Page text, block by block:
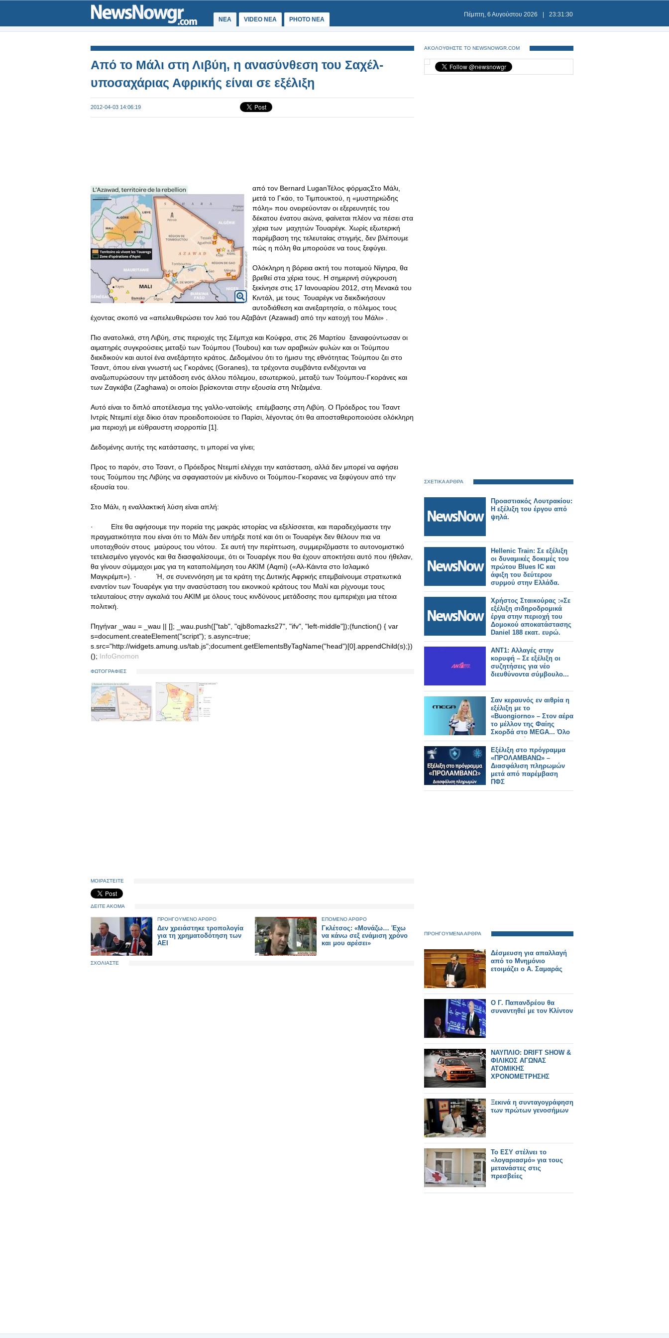
ΝΕΑ VIDEO NEA PHOTO NEA
Πέμπτη, 6 Αυγούστου 2026 23:31:30
Από το Μάλι στη Λιβύη, η ανασύνθεση του Σαχέλ-
υποσαχάριας Αφρικής είναι σε εξέλιξη
2012-04-03 14:06:19
από τον Bernard LuganΤέλος φόρμαςΣτο Μάλι,
μετά το Γκάο, το Τιμπουκτού, η «μυστηριώδης
πόλη» που ονειρεύονταν οι εξερευνητές του
δέκατου ένατου αιώνα, φαίνεται πλέον να πέσει στα
χέρια των μαχητών Τουαρέγκ. Χωρίς εξωτερική
παρέμβαση της τελευταίας στιγμής, δεν βλέπουμε
πώς η πόλη θα μπορούσε να τους ξεφύγει.
Ολόκληρη η βόρεια ακτή του ποταμού Νίγηρα, θα
βρεθεί στα χέρια τους. Η σημερινή σύγκρουση
ξεκίνησε στις 17 Ιανουαρίου 2012, στη Μενακά του
Κιντάλ, με τους Τουαρέγκ να διεκδικήσουν
αυτοδιάθεση και ανεξαρτησία, ο πόλεμος τους
έχοντας σκοπό να «απελευθερώσει τον λαό του Αζαβάντ (Azawad) από την κατοχή του Μάλι» .
Πιο ανατολικά, στη Λιβύη, στις περιοχές της Σέμπχα και Κούφρα, στις 26 Μαρτίου ξαναφούντωσαν οι
αιματηρές συγκρούσεις μεταξύ των Τούμπου (Toubou) και των αραβικών φυλών και οι Τούμπου
διεκδικούν και αυτοί ένα ανεξάρτητο κράτος. Δεδομένου ότι το ήμισυ της εθνότητας Τούμπου ζει στο
Τσαντ, όπου είναι γνωστή ως Γκοράνες (Goranes), τα τρέχοντα συμβάντα ενδέχονται να
αναζωπυρώσουν την μετάδοση ενός άλλου πόλεμου, εσωτερικού, μεταξύ των Τούμπου-Γκοράνες και
των Ζαγκάβα (Zaghawa) οι οποίοι βρίσκονται στην εξουσία στη Ντζαμένα.
Αυτό είναι το διπλό αποτέλεσμα της γαλλο-νατοϊκής επέμβασης στη Λιβύη. Ο Πρόεδρος του Τσαντ
Ιντρίς Ντεμπί είχε δίκιο όταν προειδοποιούσε το Παρίσι, λέγοντας ότι θα αποσταθεροποιούσε ολόκληρη
μια περιοχή με εύθραυστη ισορροπία [1].
Δεδομένης αυτής της κατάστασης, τι μπορεί να γίνει;
Προς το παρόν, στο Τσαντ, ο Πρόεδρος Ντεμπί ελέγχει την κατάσταση, αλλά δεν μπορεί να αφήσει
τους Τούμπου της Λιβύης να σφαγιαστούν με κίνδυνο οι Τούμπου-Γκορανες να ξεφύγουν από την
εξουσία του.
Στο Μάλι, η εναλλακτική λύση είναι απλή:
· Είτε θα αφήσουμε την πορεία της μακράς ιστορίας να εξελίσσεται, και παραδεχόμαστε την
πραγματικότητα που είναι ότι το Μάλι δεν υπήρξε ποτέ και ότι οι Τουαρέγκ δεν θέλουν πια να
υποταχθούν στους μαύρους του νότου. Σε αυτή την περίπτωση, συμμεριζόμαστε το αυτονομιστικό
τετελεσμένο γεγονός και θα διασφαλίσουμε, ότι οι Τουαρέγκ που θα έχουν αποκτήσει αυτό που ήθελαν,
θα γίνουν σύμμαχοι μας για τη καταπολέμηση του ΑΚΙΜ (Aqmi) («Αλ-Κάιντα στο Ισλαμικό
Μαγκρέμπ»). · Ή, σε συνεννόηση με τα κράτη της Δυτικής Αφρικής επεμβαίνουμε στρατιωτικά
εναντίον των Τουαρέγκ για την ανασύσταση του εικονικού κράτους του Μαλί και ρίχνουμε τους
τελευταίους στην αγκαλιά του ΑΚΙΜ με όλους τους κινδύνους μετάδοσης που εμπεριέχει μια τέτοια
πολιτική.
Πηγήvar _wau = _wau || []; _wau.push(["tab", "qjb8omazks27", "ifv", "left-middle"]);(function() { var
s=document.createElement("script"); s.async=true;
s.src="http://widgets.amung.us/tab.js";document.getElementsByTagName("head")[0].appendChild(s);})
(); InfoGnomon
ΦΩΤΟΓΡΑΦΙΕΣ
ΜΟΙΡΑΣΤΕΙΤΕ
ΔΕΙΤΕ ΑΚΟΜΑ
ΠΡΟΗΓΟΥΜΕΝΟ ΑΡΘΡΟ
Δεν χρειάστηκε τροπολογία
για τη χρηματοδότηση των
ΑΕΙ
ΕΠΟΜΕΝΟ ΑΡΘΡΟ
Γκλέτσος: «Μονάζω… Έχω
να κάνω σεξ ενάμιση χρόνο
και μου αρέσει»
ΣΧΟΛΙΑΣΤΕ
ΑΚΟΛΟΥΘΗΣΤΕ ΤΟ NEWSNOWGR.COM
ΣΧΕΤΙΚΑ ΑΡΘΡΑ
Προαστιακός Λουτρακίου:
Η εξέλιξη του έργου από
ψηλά.
Hellenic Train: Σε εξέλιξη
οι δυναμικές δοκιμές του
πρώτου Blues IC και
άφιξη του δεύτερου
συρμού στην Ελλάδα.
Χρήστος Σταικούρας :«Σε
εξέλιξη σιδηροδρομικά
έργα στην περιοχή του
Δομοκού αποκατάστασης
Daniel 188 εκατ. ευρώ.
ΑΝΤ1: Αλλαγές στην
κορυφή – Σε εξέλιξη οι
συζητήσεις για νέο
διευθύνοντα σύμβουλο...
Σαν κεραυνός εν αιθρία η
εξέλιξη με το
«Buongiorno» – Στον αέρα
το μέλλον της Φαίης
Σκορδά στο MEGA... Όλο
το ρεπορτάζ
Εξέλιξη στο πρόγραμμα
«ΠΡΟΛΑΜΒΑΝΩ» –
Διασφάλιση πληρωμών
μετά από παρέμβαση
ΠΦΣ
ΠΡΟΗΓΟΥΜΕΝΑ ΑΡΘΡΑ
Δέσμευση για απαλλαγή
από το Μνημόνιο
ετοιμάζει ο Α. Σαμαράς
Ο Γ. Παπανδρέου θα
συναντηθεί με τον Κλίντον
ΝΑΥΠΛΙΟ: DRIFT SHOW &
ΦΙΛΙΚΟΣ ΑΓΩΝΑΣ
ΑΤΟΜΙΚΗΣ
ΧΡΟΝΟΜΕΤΡΗΣΗΣ
Ξεκινά η συνταγογράφηση
των πρώτων γενοσήμων
Το ΕΣΥ στέλνει το
«λογαριασμό» για τους
μετανάστες στις
πρεσβείες